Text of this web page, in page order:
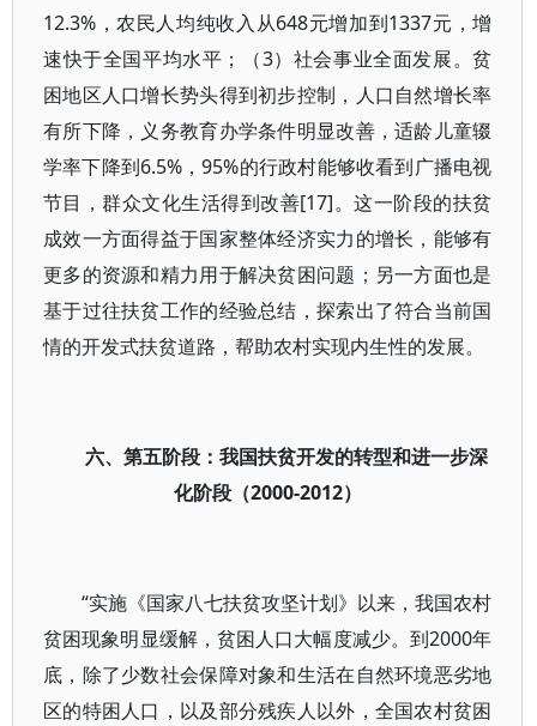
12.3%，农民人均纯收入从648元增加到1337元，增
速快于全国平均水平；（3）社会事业全面发展。贫
困地区人口增长势头得到初步控制，人口自然增长率
有所下降，义务教育办学条件明显改善，适龄儿童辍
学率下降到6.5%，95%的行政村能够收看到广播电视
节目，群众文化生活得到改善[17]。这一阶段的扶贫
成效一方面得益于国家整体经济实力的增长，能够有
更多的资源和精力用于解决贫困问题；另一方面也是
基于过往扶贫工作的经验总结，探索出了符合当前国
情的开发式扶贫道路，帮助农村实现内生性的发展。
六、第五阶段：我国扶贫开发的转型和进一步深
化阶段（2000-2012）
“实施《国家八七扶贫攻坚计划》以来，我国农村
贫困现象明显缓解，贫困人口大幅度减少。到2000年
底，除了少数社会保障对象和生活在自然环境恶劣地
区的特困人口，以及部分残疾人以外，全国农村贫困